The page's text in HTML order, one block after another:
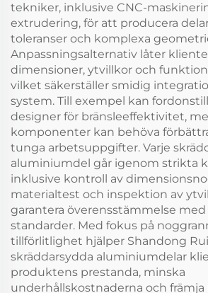
tekniker, inklusive CNC-
extrudering, för att producera
toleranser och komplexa
Anpassningsalternativ låter
dimensioner, ytvillkor och
vilket säkerställer smidig
system. Till exempel kan
designer för bränsleeffektivitet,
komponenter kan behöva
tunga arbetsuppgifter. Varje
aluminiumdel går igenom strikta
inklusive kontroll av
materialtest och inspektion av
garantera överensstämmelse
standarder. Med fokus på
tillförlitlighet hjälper Shandong
skräddarsydda aluminiumdelar
produktens prestanda, minska
underhållskostnaderna och